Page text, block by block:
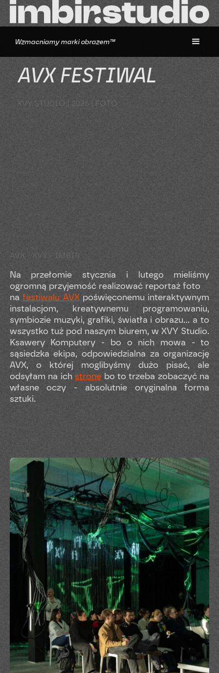
Wzmacniamy marki obrazem™
AVX FESTIWAL
XVY STUDIO 2026 | FOTO
AVX - XVY - IMBIR
Na przełomie stycznia i lutego mieliśmy
ogromną przyjemość realizować reportaż foto
nafestiwalu AVXpoświęconemu interaktywnym
instalacjom, kreatywnemu programowaniu,
symbiozie muzyki, grafiki, światła i obrazu… a to
wszystko tuż pod naszym biurem, w XVY Studio.
Ksawery Komputery - bo o nich mowa - to
sąsiedzka ekipa, odpowiedzialna za organizację
AVX, o której moglibyśmy dużo pisać, ale
odsyłam na ichstronę bo to trzeba zobaczyć na
własne oczy - absolutnie oryginalna forma
sztuki.